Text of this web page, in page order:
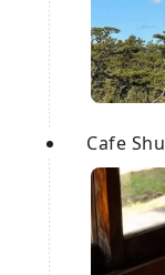
Cafe